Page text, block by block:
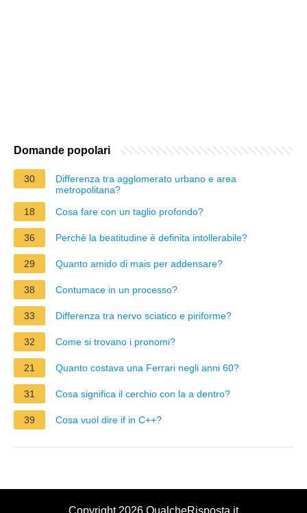
Domande popolari
30
Differenza tra agglomerato urbano e area
metropolitana?
18
Cosa fare con un taglio profondo?
36 Perchè la beatitudine è definita intollerabile?
29 Quanto amido di mais per addensare?
38 Contumace in un processo?
33 Differenza tra nervo sciatico e piriforme?
32 Come si trovano i pronomi?
21 Quanto costava una Ferrari negli anni 60?
31 Cosa significa il cerchio con la a dentro?
39 Cosa vuol dire if in C++?
Copyright 2026 QualcheRisposta.it